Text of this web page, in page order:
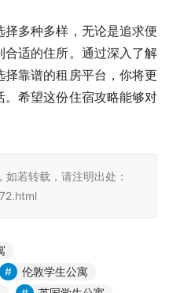
多种多样，无论是追求便
适的住所。通过深入了解
靠谱的租房平台，你将更
希望这份住宿攻略能够对
若转载，请注明出处：
伦敦学生公寓